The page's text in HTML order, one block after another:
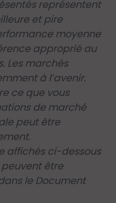
représentent
et pire
moyenne
approprié au
Les marchés
à l’avenir.
ce que vous
de marché
peut être
affichés ci-dessous
être
le Document